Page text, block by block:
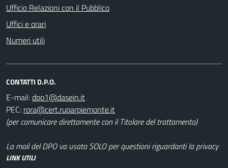
Ufficio Relazioni con il Pubblico
Uffici e orari
Numeri utili
CONTATTI D.P.O.
E-mail:
PEC:
(per comunicare direttamente con il Titolare del trattamento)
La mail del DPO va usata SOLO per questioni riguardanti la privacy
LINK UTILI